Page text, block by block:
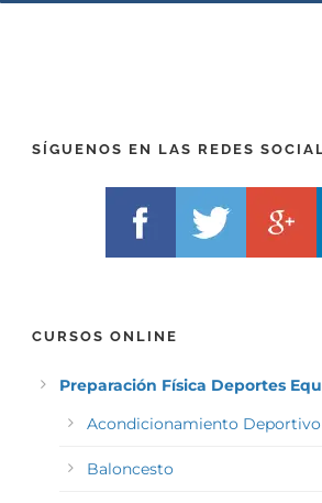
SÍGUENOS EN LAS REDES
CURSOS ONLINE
Preparación Física Deportes
Acondicionamiento Deportivo
Baloncesto